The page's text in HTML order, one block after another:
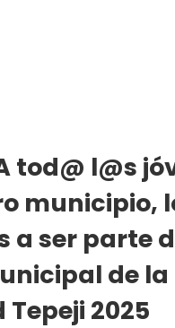
tod@ l@s
municipio,
a ser parte
de la
2025